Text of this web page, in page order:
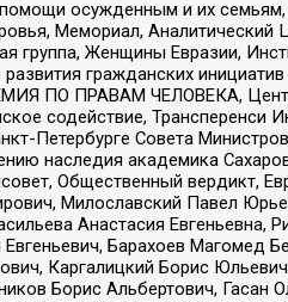
осужденным и их
Мемориал,
группа, Женщины Евразии,
гражданских инициатив
ПО ПРАВАМ ЧЕЛОВЕКА,
содействие,
Петербурге Совета
наследия академика
Общественный вердикт,
Милославский Павел
Анастасия Евгеньевна,
Барахоев Магомед
Каргалицкий Борис
Борис Альбертович, Гасан